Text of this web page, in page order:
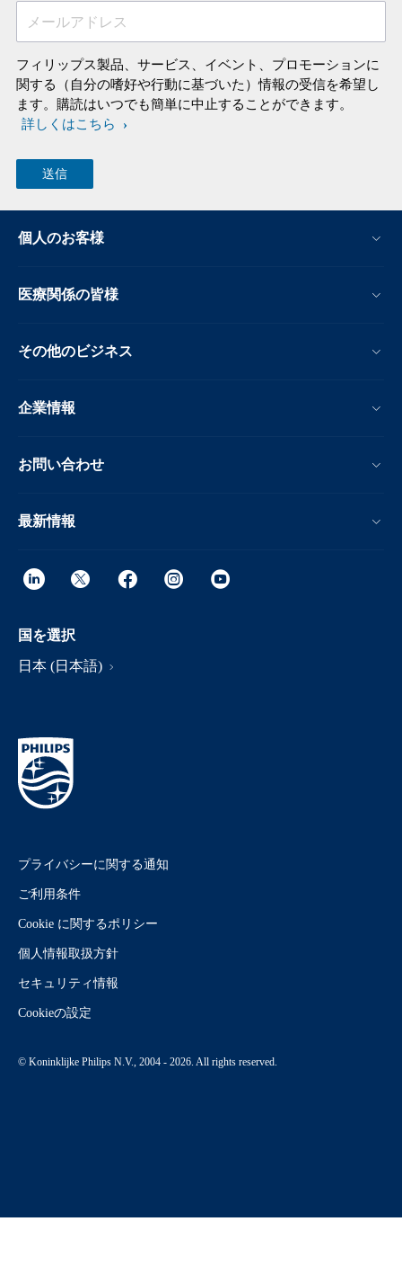
メールアドレス
フィリップス製品、サービス、イベント、プロモーションに
関する（自分の嗜好や行動に基づいた）情報の受信を希望し
ます。購読はいつでも簡単に中止することができます。
詳しくはこちら
個人のお客様
医療関係の皆様
その他のビジネス
企業情報
お問い合わせ
最新情報
国を選択
日本 (日本語)
プライバシーに関する通知
ご利用条件
Cookie に関するポリシー
個人情報取扱方針
セキュリティ情報
Cookieの設定
© Koninklijke Philips N.V., 2004 - 2026. All rights reserved.